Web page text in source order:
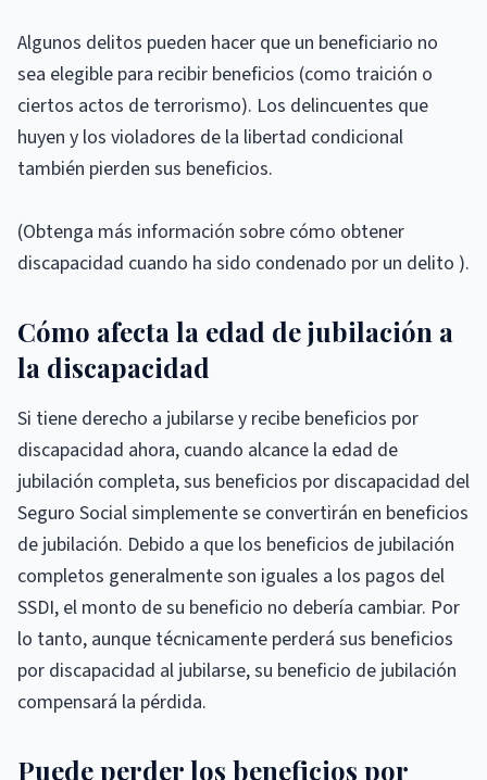
Algunos delitos pueden hacer que un beneficiario no
sea elegible para recibir beneficios (como traición o
ciertos actos de terrorismo). Los delincuentes que
huyen y los violadores de la libertad condicional
también pierden sus beneficios.
(Obtenga más información sobre cómo obtener
discapacidad cuando ha sido condenado por un delito ).
Cómo afecta la edad de jubilación a
la discapacidad
Si tiene derecho a jubilarse y recibe beneficios por
discapacidad ahora, cuando alcance la edad de
jubilación completa, sus beneficios por discapacidad del
Seguro Social simplemente se convertirán en beneficios
de jubilación. Debido a que los beneficios de jubilación
completos generalmente son iguales a los pagos del
SSDI, el monto de su beneficio no debería cambiar. Por
lo tanto, aunque técnicamente perderá sus beneficios
por discapacidad al jubilarse, su beneficio de jubilación
compensará la pérdida.
Puede perder los beneficios por